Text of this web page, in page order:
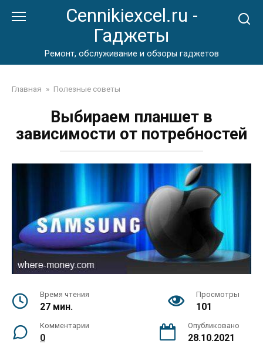
Cennikiexcel.ru -
Гаджеты
Ремонт, обслуживание и обзоры гаджетов
Главная » Полезные советы
Выбираем планшет в
зависимости от потребностей
Время чтения
27 мин.
Просмотры
101
Комментарии
0
Опубликовано
28.10.2021